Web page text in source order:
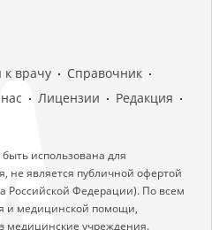
к врачу
Справочник
Лицензии
Редакция
использована для
не является публичной офертой
Российской Федерации). По всем
и медицинской помощи,
медицинские учреждения.